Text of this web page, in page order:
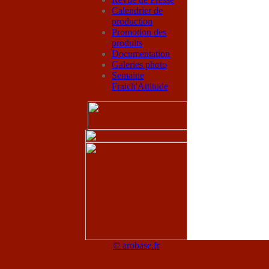
Calendrier de
production
Promotion des
produits
Documentation
Galeries photo
Semaine
Fraich'Attitude
© arobase.fr